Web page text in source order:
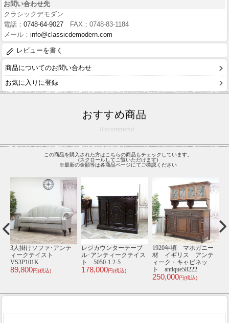
お問い合わせ先
クラシックデモダン
電話： 0748-64-9027 FAX：0748-83-1184
メール： info@classicdemodern.com
レビューを書く
商品についてのお問い合わせ
お気に入りに登録
おすすめ商品
Recommend
この商品を購入された方はこちらの商品もチェックしています。
(スクロールしてご覧いただけます)
※最新の金額等は各商品ページにてご確認ください
3人掛けソファ･アンテ
ィークテイスト
VS3P101K
89,800円(税込)
レジカウンターテーブ
ル･アンティークテイス
ト 5050-1.2-5
178,000円(税込)
1920年頃 マホガニー
材 イギリス アンテ
ィーク・キャビネッ
ト antique58222
250,000円(税込)